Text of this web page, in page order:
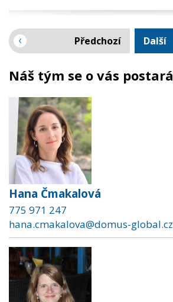
Předchozí Další
Náš tým se o vás postará
Hana Čmakalová
775 971 247
hana.cmakalova@domus-global.cz